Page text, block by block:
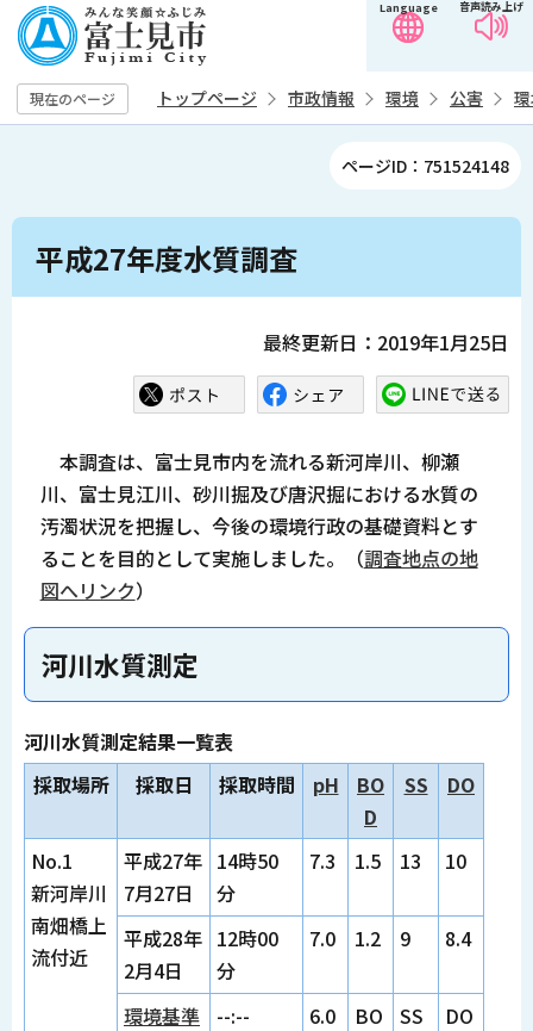
の
ペ
ー
す
音声読み上げ
Language
現在のページ トップページ 市政情報 環境 公害
ページID：751524148
本
平成27年度水質調査
最終更新日：2019年1月25日
本調査は、富士見市内を流れる新河岸川、柳瀬
川、富士見江川、砂川掘及び唐沢掘における水質の
汚濁状況を把握し、今後の環境行政の基礎資料とす
ることを目的として実施しました。（調査地点の地
図へリンク）
河川水質測定
河川水質測定結果一覧表
採取場所
採取日 採取時間 pH
BO
D
SS DO
No.1
新河岸川
南畑橋上
流付近
平成27年
7月27日
14時50
分
7.3 1.5 13 10
平成28年
2月4日
12時00
分
7.0 1.2 9 8.4
環境基準
--:--
6.0
BO
SS
DO